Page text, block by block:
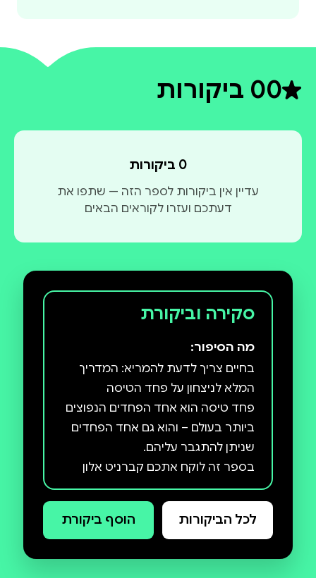
0דירוג ממוצע 0 מתוך 5
0 ביקורות
0 ביקורות
עדיין אין ביקורות לספר הזה — שתפו את
דעתכם ועזרו לקוראים הבאים
סקירה וביקורת
מה הסיפור:
בחיים צריך לדעת להמריא: המדריך
פחד טיסה הוא אחד הפחדים הנפוצים
ביותר בעולם – והוא גם אחד הפחדים
בספר זה לוקח אתכם קברניט אלון
פרג, לשעבר טייס קרב וקברניט
בחברת אל-על עם עשרות אלפי שעות
טיסה וניסיון של שנים בליווי אנשים עם
לכל הביקורות הוסף ביקורת